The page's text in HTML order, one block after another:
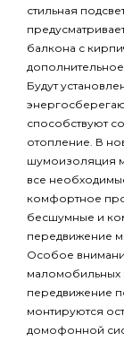
стильная
балкона с
Будут
способствуют
отопление. В
шумоизоляция
все
комфортное
бесшумные и
передвижение
Особое
маломобильных
передвижение
монтируются
домофонной